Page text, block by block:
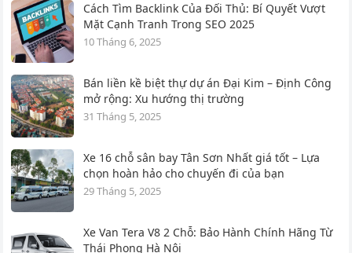
Cách Tìm Backlink Của Đối Thủ: Bí Quyết Vượt
Mặt Cạnh Tranh Trong SEO 2025
10 Tháng 6, 2025
Bán liền kề biệt thự dự án Đại Kim – Định Công
mở rộng: Xu hướng thị trường
31 Tháng 5, 2025
Xe 16 chỗ sân bay Tân Sơn Nhất giá tốt – Lựa
chọn hoàn hảo cho chuyến đi của bạn
29 Tháng 5, 2025
Xe Van Tera V8 2 Chỗ: Bảo Hành Chính Hãng Từ
Thái Phong Hà Nội